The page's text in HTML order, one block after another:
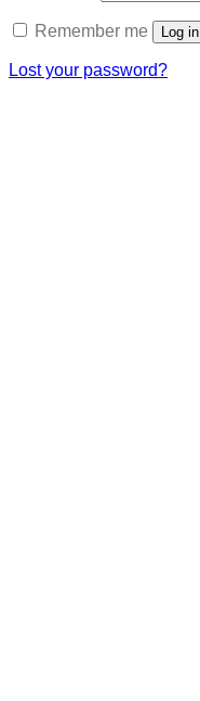
Remember me Log in
Lost your password?